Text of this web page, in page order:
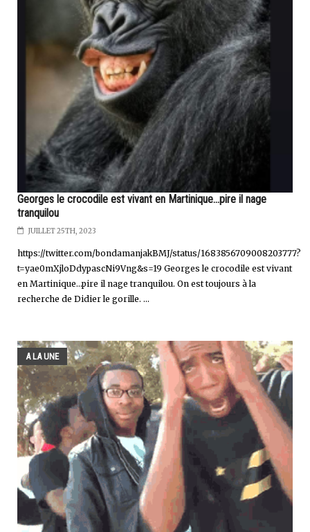
Georges le crocodile est vivant en Martinique...pire il nage
tranquilou
JUILLET 25TH, 2023
https://twitter.com/bondamanjakBMJ/status/1683856709008203777?
t=yae0mXjloDdypascNi9Vng&s=19 Georges le crocodile est vivant
en Martinique…pire il nage tranquilou. On est toujours à la
recherche de Didier le gorille. ...
A LA UNE